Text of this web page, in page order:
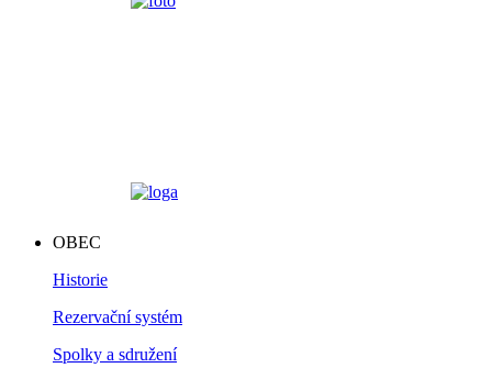
OBEC
Historie
Rezervační systém
Spolky a sdružení